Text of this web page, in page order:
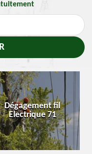
Dégagement fil
Electrique 71